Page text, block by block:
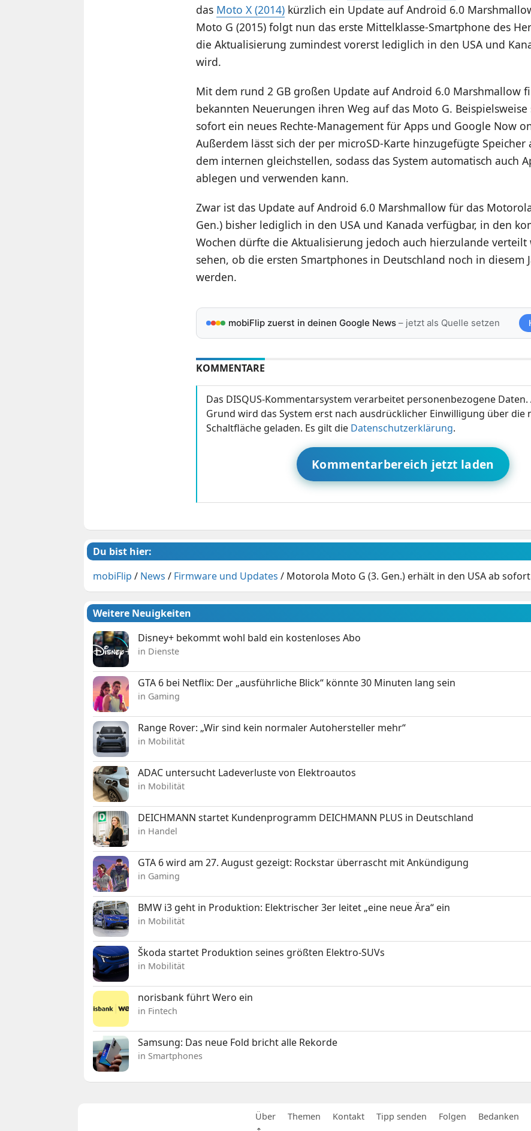
das Moto X (2014)kürzlich ein Update auf Android 6.0
Moto G (2015) folgt nun das erste Mittelklasse-Smartphone des
die Aktualisierung zumindest vorerst lediglich in den USA und
wird.
Mit dem rund 2 GB großen Update auf Android 6.0 Marshmallow
bekannten Neuerungen ihren Weg auf das Moto G. Beispielsweise
sofort ein neues Rechte-Management für Apps und Google Now
Außerdem lässt sich der per microSD-Karte hinzugefügte
dem internen gleichstellen, sodass das System automatisch auch
ablegen und verwenden kann.
Zwar ist das Update auf Android 6.0 Marshmallow für das
Gen.) bisher lediglich in den USA und Kanada verfügbar, in den
Wochen dürfte die Aktualisierung jedoch auch hierzulande verteilt
sehen, ob die ersten Smartphones in Deutschland noch in diesem
werden.
mobiFlip zuerst in deinen Google News– jetzt als Quelle setzen
KOMMENTARE
Das DISQUS-Kommentarsystem verarbeitet personenbezogene Daten.
Grund wird das System erst nach ausdrücklicher Einwilligung über die
Schaltfläche geladen. Es gilt die Datenschutzerklärung.
Kommentarbereich jetzt laden
Du bist hier:
mobiFlip / News / Firmware und Updates / Motorola Moto G (3. Gen.) erhält in den USA ab
Weitere Neuigkeiten
Disney+ bekommt wohl bald ein kostenloses Abo
in Dienste
GTA 6 bei Netflix: Der „ausführliche Blick“ könnte 30 Minuten lang sein
in Gaming
Range Rover: „Wir sind kein normaler Autohersteller mehr“
in Mobilität
ADAC untersucht Ladeverluste von Elektroautos
in Mobilität
DEICHMANN startet Kundenprogramm DEICHMANN PLUS in Deutschland
in Handel
GTA 6 wird am 27. August gezeigt: Rockstar überrascht mit Ankündigung
in Gaming
BMW i3 geht in Produktion: Elektrischer 3er leitet „eine neue Ära“ ein
in Mobilität
Škoda startet Produktion seines größten Elektro-SUVs
in Mobilität
norisbank führt Wero ein
in Fintech
Samsung: Das neue Fold bricht alle Rekorde
in Smartphones
Über Themen Kontakt Tipp senden Folgen Bedanken